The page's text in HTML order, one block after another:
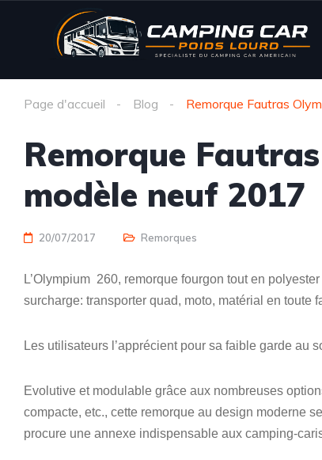
Page d'accueil Blog Remorque Fautras
Remorque
modèle neuf 2017
20/07/2017 Remorques
L’Olympium 260, remorque fourgon tout en
surcharge: transporter quad, moto, matérial en toute
Les utilisateurs l’apprécient pour sa faible garde au
Evolutive et modulable grâce aux nombreuses
compacte, etc., cette remorque au design moderne
procure une annexe indispensable aux camping-